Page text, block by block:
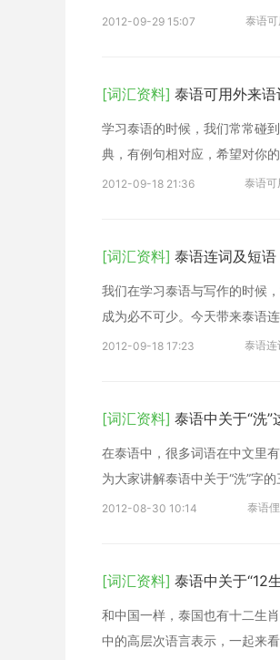
2012-09-29 15:07 泰语
[词汇资料] 泰语可用外来
学习泰语的时候，我们常常碰
典，有例句相对应，希望对你的
2012-09-18 21:36 泰语可
[词汇资料] 泰语连词及短语
我们在学习泰语与写作的时候
成为必不可少。今天带来泰语
2012-09-18 17:23 泰语连
[词汇资料] 泰语中关于“洗”
在泰语中，很多词语在中文里
为大家讲解泰语中关于“洗”字的
2012-08-30 10:14 泰语
[词汇资料] 泰语中关于“12
和中国一样，泰国也有十二生
中的高层次语言表示，一起来看